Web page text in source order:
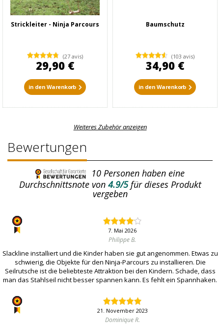
Strickleiter - Ninja Parcours
(27 avis)
29,90 €
in den Warenkorb
Baumschutz
(103 avis)
34,90 €
in den Warenkorb
Weiteres Zubehör anzeigen
Bewertungen
10 Personen haben eine
Durchschnittsnote von4.9/5für dieses Produkt
vergeben
7. Mai 2026
Philippe B.
Slackline installiert und die Kinder haben sie gut angenommen. Etwas zu
schwierig, die Objekte für den Ninja-Parcours zu installieren. Die
Seilrutsche ist die beliebteste Attraktion bei den Kindern. Schade, dass
man das Stahlseil nicht besser spannen kann. Es fehlt ein Spannhaken.
21. November 2023
Dominique R.